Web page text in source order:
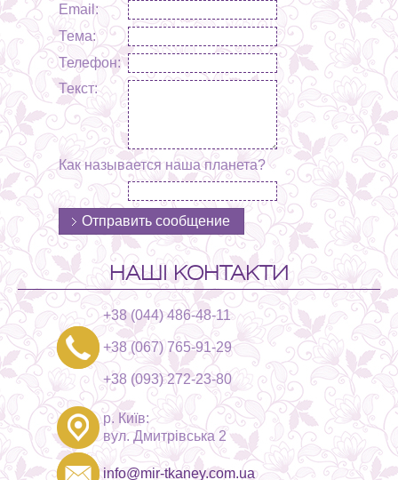
Email:
Тема:
Телефон:
Текст:
Как называется наша планета?
НАШІ КОНТАКТИ
+38 (044) 486-48-11
+38 (067) 765-91-29
+38 (093) 272-23-80
р. Київ:
вул. Дмитрівська 2
info@mir-tkaney.com.ua